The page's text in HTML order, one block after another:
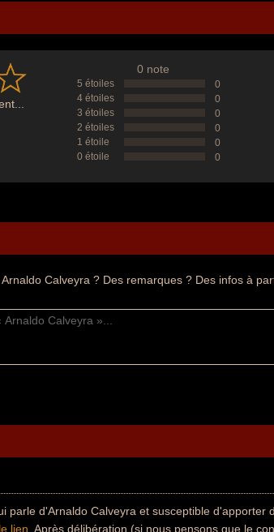
0 note
5 étoiles
0
4 étoiles
0
3 étoiles
0
2 étoiles
0
1 étoile
0
0 étoile
0
Calveyra ? Des remarques ? Des infos à
parle d'Arnaldo Calveyra et susceptible d'apporter
lien . Après délibération (si nous pensons que le